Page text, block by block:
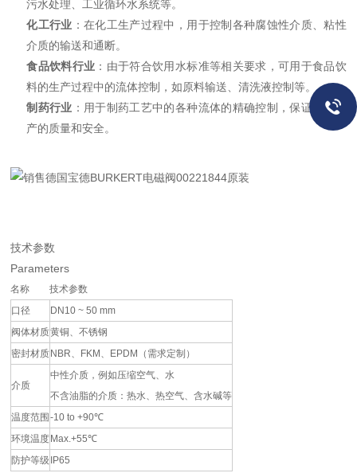
污水处理、工业循环水系统等。
化工行业 ：在化工生产过程中，用于控制各种腐蚀性介质、粘性
介质的输送和通断。
食品饮料行业 ：由于符合饮用水标准等相关要求，可用于食品饮
料的生产过程中的流体控制，如原料输送、清洗液控制等。
制药行业 ：用于制药工艺中的各种流体的精确控制，保证药品生
产的质量和安全。
技术参数
Parameters
名称
技术参数
口径
DN10 ~ 50 mm
阀体材质黄铜、不锈钢
密封材质 NBR、FKM、EPDM（需求定制）
介质
中性介质，例如压缩空气、水
不含油脂的介质：热水、热空气、含水碱等
温度范围 -10 to +90℃
环境温度 Max.+55℃
防护等级 IP65